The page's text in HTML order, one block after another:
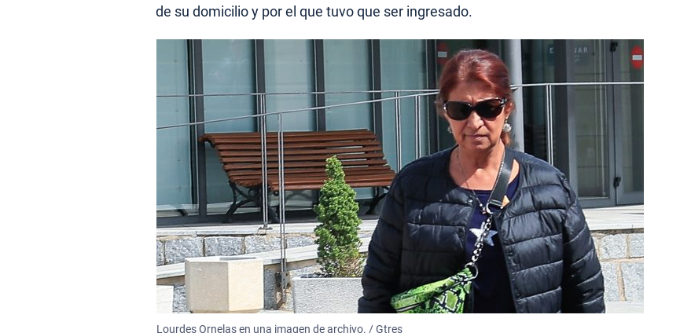
de su domicilio y por el que tuvo que ser ingresado.
Lourdes Ornelas en una imagen de archivo. / Gtres